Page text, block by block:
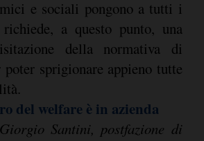
e sociali pongono a tutti i
a questo punto, una
della normativa di
sprigionare appieno tutte
del welfare è in azienda
Santini, postfazione di